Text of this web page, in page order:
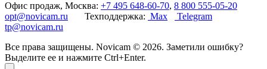
Офис продаж, Москва: +7 495 648-60-70, 8 800 555-05-20
opt@novicam.ru Техподдержка: Max
Telegram
tp@novicam.ru
Все права защищены. Novicam © 2026. Заметили ошибку?
Выделите ее и нажмите Ctrl+Enter.